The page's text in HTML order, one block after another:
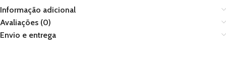
Informação adicional
Avaliações (0)
Envio e entrega